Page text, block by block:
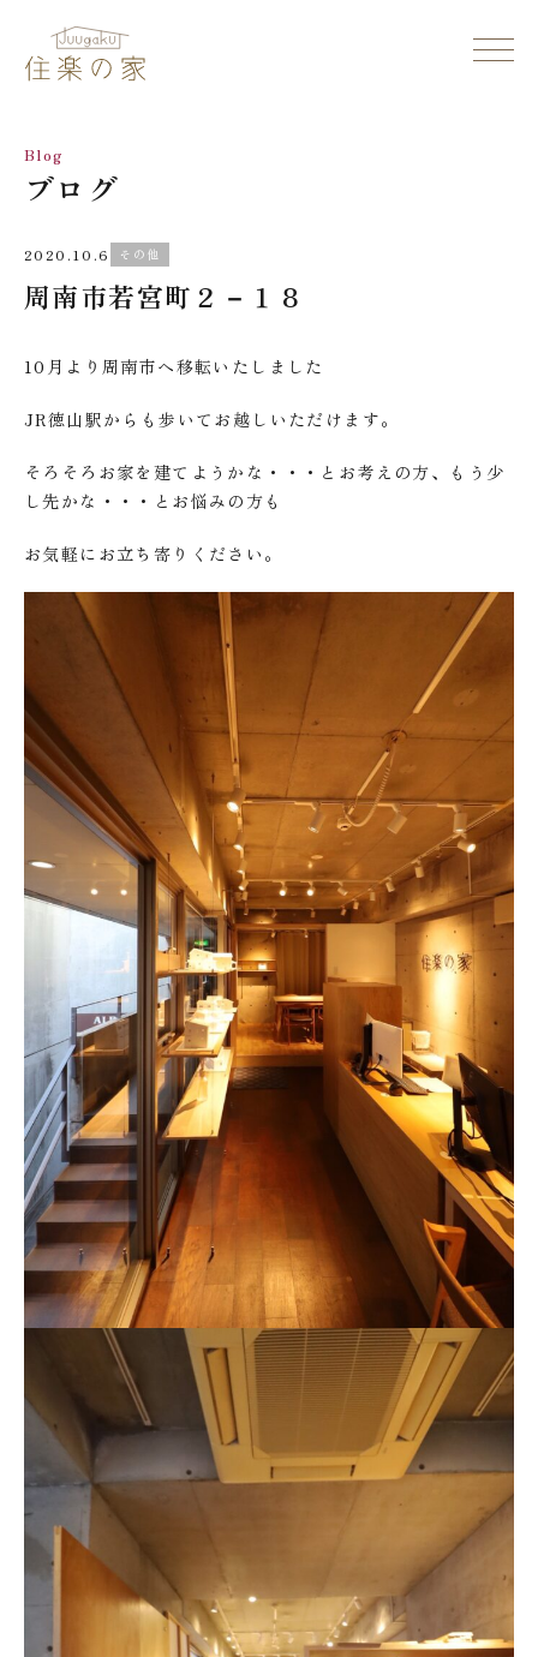
ブログ
Blog
2020.10.6 その他
周南市若宮町２－１８
10月より周南市へ移転いたしました
JR徳山駅からも歩いてお越しいただけます。
そろそろお家を建てようかな・・・とお考えの方、もう少
し先かな・・・とお悩みの方も
お気軽にお立ち寄りください。